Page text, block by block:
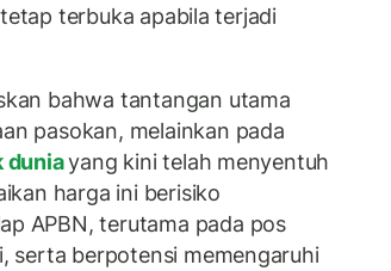
terbuka apabila terjadi
bahwa tantangan utama
pasokan, melainkan pada
duniayang kini telah menyentuh
harga ini berisiko
APBN, terutama pada pos
serta berpotensi memengaruhi